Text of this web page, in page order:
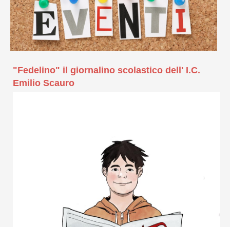
"Fedelino" il giornalino scolastico dell' I.C.
Emilio Scauro